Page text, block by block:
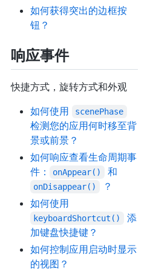
如何获得突出的边框按
钮？
响应事件
快捷方式，旋转方式和外观
如何使用
scenePhase
检测您的应用何时移至背
景或前景？
如何响应查看生命周期事
件：
onAppear() 和
onDisappear()
？
如何使用
keyboardShortcut()
添
加键盘快捷键？
如何控制应用启动时显示
的视图？